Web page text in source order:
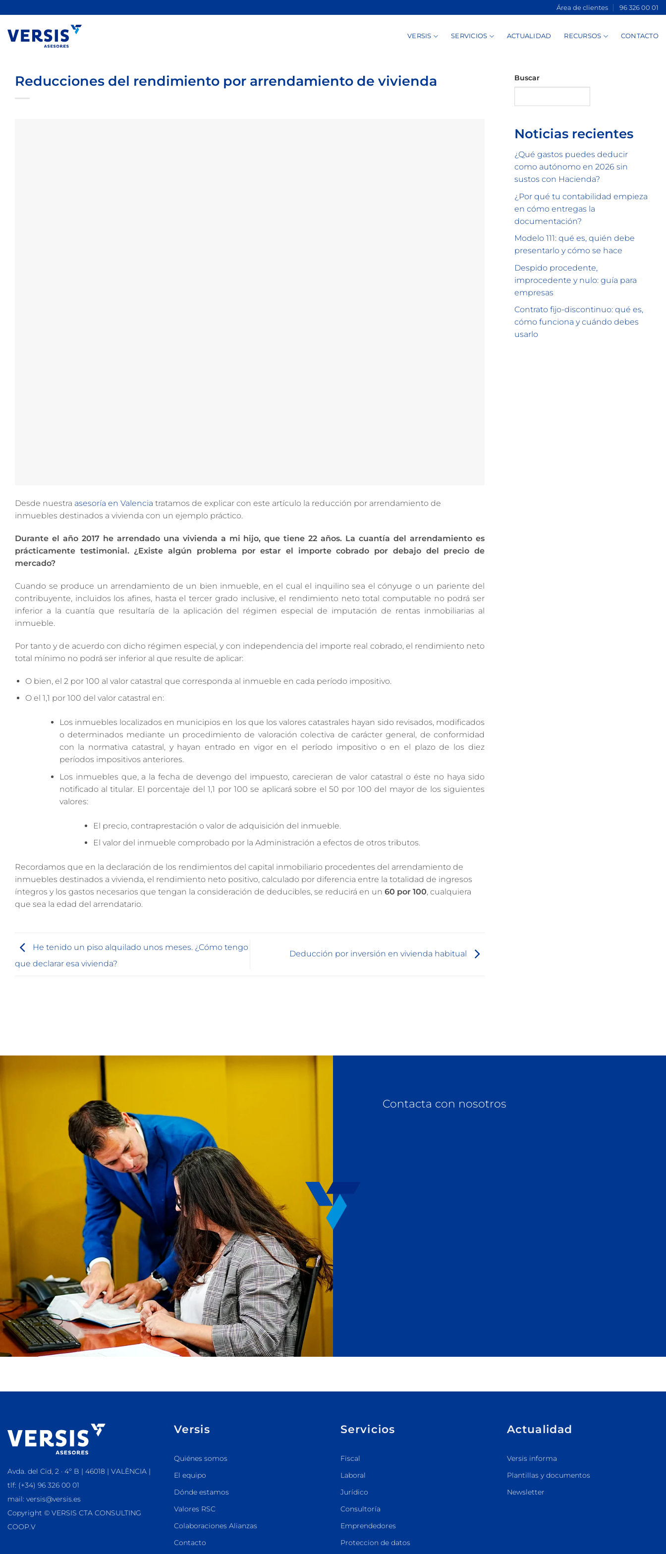
contenido
Área de clientes 96 326 00 01
VERSIS SERVICIOS ACTUALIDAD RECURSOS CONTACTO
Reducciones del rendimiento por arrendamiento de vivienda
Desde nuestra asesoría en Valencia tratamos de explicar con este artículo la reducción por arrendamiento de
inmuebles destinados a vivienda con un ejemplo práctico.
Durante el año 2017 he arrendado una vivienda a mi hijo, que tiene 22 años. La cuantía del arrendamiento es
prácticamente testimonial. ¿Existe algún problema por estar el importe cobrado por debajo del precio de
mercado?
Cuando se produce un arrendamiento de un bien inmueble, en el cual el inquilino sea el cónyuge o un pariente del
contribuyente, incluidos los afines, hasta el tercer grado inclusive, el rendimiento neto total computable no podrá ser
inferior a la cuantía que resultaría de la aplicación del régimen especial de imputación de rentas inmobiliarias al
inmueble.
Por tanto y de acuerdo con dicho régimen especial, y con independencia del importe real cobrado, el rendimiento neto
total mínimo no podrá ser inferior al que resulte de aplicar:
O bien, el 2 por 100 al valor catastral que corresponda al inmueble en cada período impositivo.
O el 1,1 por 100 del valor catastral en:
Los inmuebles localizados en municipios en los que los valores catastrales hayan sido revisados, modificados
o determinados mediante un procedimiento de valoración colectiva de carácter general, de conformidad
con la normativa catastral, y hayan entrado en vigor en el período impositivo o en el plazo de los diez
períodos impositivos anteriores.
Los inmuebles que, a la fecha de devengo del impuesto, carecieran de valor catastral o éste no haya sido
notificado al titular. El porcentaje del 1,1 por 100 se aplicará sobre el 50 por 100 del mayor de los siguientes
valores:
El precio, contraprestación o valor de adquisición del inmueble.
El valor del inmueble comprobado por la Administración a efectos de otros tributos.
Recordamos que en la declaración de los rendimientos del capital inmobiliario procedentes del arrendamiento de
inmuebles destinados a vivienda, el rendimiento neto positivo, calculado por diferencia entre la totalidad de ingresos
íntegros y los gastos necesarios que tengan la consideración de deducibles, se reducirá en un 60 por 100, cualquiera
que sea la edad del arrendatario.
He tenido un piso alquilado unos meses. ¿Cómo tengo
que declarar esa vivienda?
Deducción por inversión en vivienda habitual
Buscar
Noticias recientes
¿Qué gastos puedes deducir
como autónomo en 2026 sin
sustos con Hacienda?
¿Por qué tu contabilidad empieza
en cómo entregas la
documentación?
Modelo 111: qué es, quién debe
presentarlo y cómo se hace
Despido procedente,
improcedente y nulo: guía para
empresas
Contrato fijo-discontinuo: qué es,
cómo funciona y cuándo debes
usarlo
Contacta con nosotros
Avda. del Cid, 2 · 4º B | 46018 | VALÈNCIA |
tlf: (+34) 96 326 00 01
mail: versis@versis.es
Copyright © VERSIS CTA CONSULTING
COOP.V
Versis
Quiénes somos
El equipo
Dónde estamos
Valores RSC
Colaboraciones Alianzas
Contacto
Servicios
Fiscal
Laboral
Jurídico
Consultoría
Emprendedores
Proteccion de datos
Actualidad
Versis informa
Plantillas y documentos
Newsletter